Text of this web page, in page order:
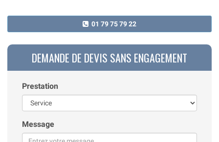
01 79 75 79 22
DEMANDE DE DEVIS SANS ENGAGEMENT
Prestation
Message